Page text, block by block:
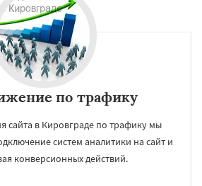
по трафику
сайта в Кировграде по трафику мы
систем аналитики на сайт и
конверсионных действий.